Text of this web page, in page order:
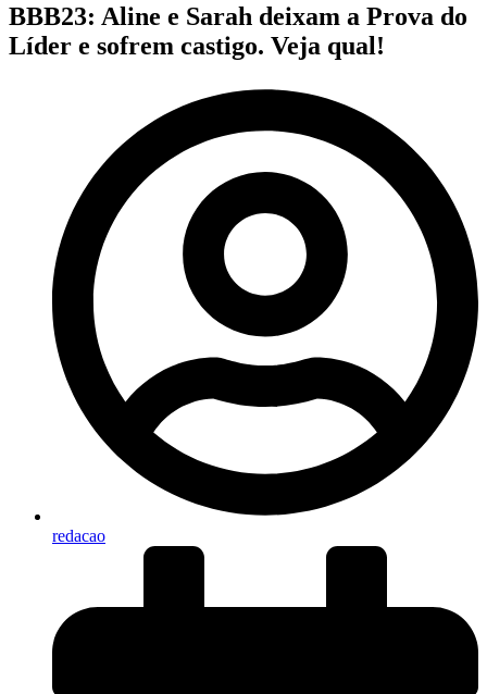
BBB23: Aline e Sarah deixam a Prova do
Líder e sofrem castigo. Veja qual!
redacao